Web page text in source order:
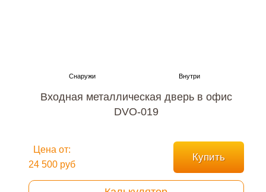
Входная металлическая дверь в офис
DVO-019
Цена от:
24 500 руб
Купить